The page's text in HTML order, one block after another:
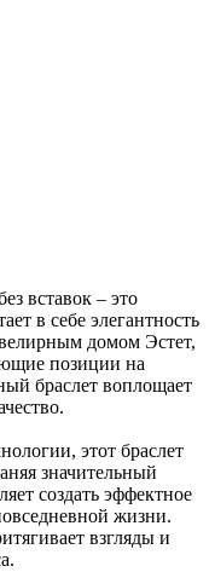
вставок – это
в себе элегантность
домом Эстет,
позиции на
браслет воплощает
этот браслет
значительный
создать эффектное
жизни.
взгляды и